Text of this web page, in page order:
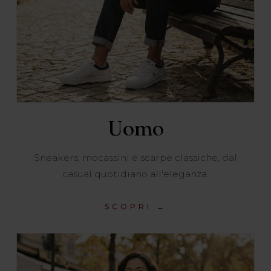
Uomo
Sneakers, mocassini e scarpe classiche, dal
casual quotidiano all'eleganza.
SCOPRI →